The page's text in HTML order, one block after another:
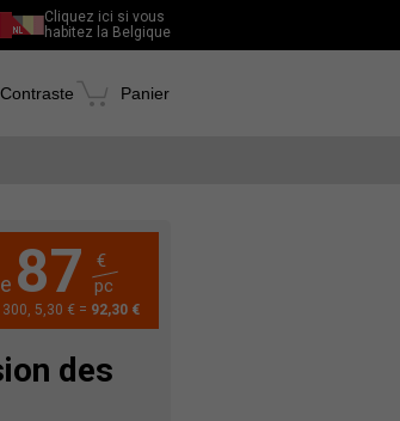
Cliquez ici si vous
habitez la Belgique
Contraste Panier
87
€
pc
5,30 € = 92,30 €
des